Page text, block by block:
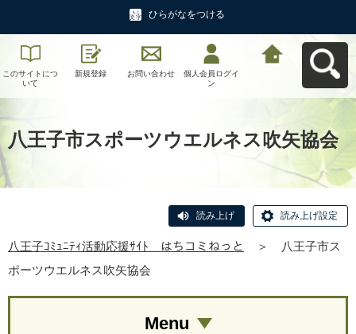
ひらがなをつける
このサイトにつ
いて
新規登録 お問い合わせ
個人会員ログイ
ン
八王子市スポーツウエルネス吹矢協会
読み上げ 読み上げ設定
八王子ｺﾐｭﾆﾃｨ活動応援ｻｲﾄ はちコミねっと ＞
八王子市ス
ポーツウエルネス吹矢協会
Menu